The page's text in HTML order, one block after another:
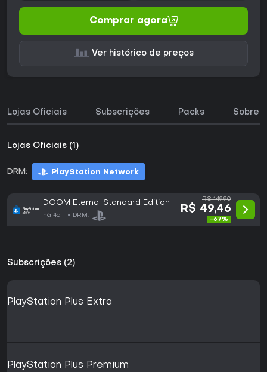
Comprar agora
Ver histórico de preços
Lojas Oficiais Subscrições Packs Sobre
Lojas Oficiais (1)
DRM: PlayStation Network
DOOM Eternal Standard Edition
há 4d DRM:
R$ 149,90
R$ 49,46
-67%
Subscrições (2)
PlayStation Plus Extra
PlayStation Plus Premium